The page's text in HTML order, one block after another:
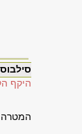
היקף
המטרה